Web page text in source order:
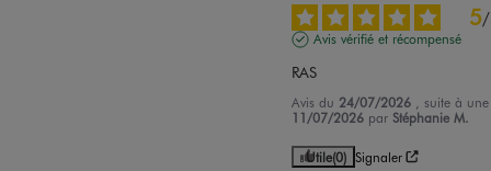
5/
Avis vérifié et récompensé
RAS
Avis du 24/07/2026
, suite à
11/07/2026 par Stéphanie M.
Utile(0) Signaler